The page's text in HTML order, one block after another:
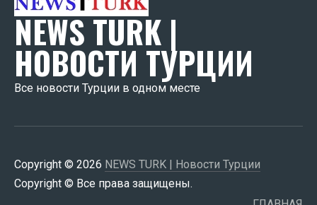
NEWS TURK |
НОВОСТИ ТУРЦИИ
Все новости Турции в одном месте
Copyright © 2026 NEWS TURK | Новости Турции
Copyright © Все права защищены.